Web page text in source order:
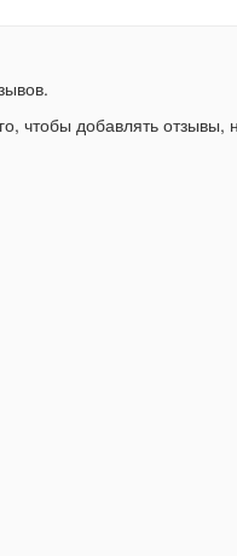
чтобы добавлять отзывы,